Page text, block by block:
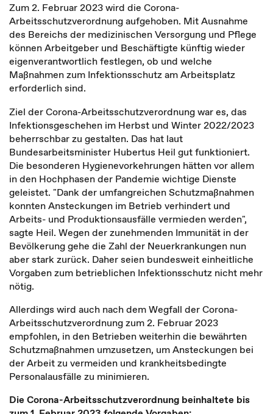
Zum 2. Februar 2023 wird die Corona-
Arbeitsschutzverordnung aufgehoben. Mit Ausnahme
des Bereichs der medizinischen Versorgung und Pflege
können Arbeitgeber und Beschäftigte künftig wieder
eigen­verantwortlich festlegen, ob und welche
Maßnahmen zum Infektions­schutz am Arbeitsplatz
erforderlich sind.
Ziel der Corona-Arbeitsschutzverordnung war es, das
Infektionsgeschehen im Herbst und Winter 2022/2023
beherrschbar zu gestalten. Das hat laut
Bundesarbeitsminister Hubertus Heil gut funktioniert.
Die besonderen Hygienevorkehrungen hätten vor allem
in den Hochphasen der Pandemie wichtige Dienste
geleistet. "Dank der umfangreichen Schutzmaßnahmen
konnten Ansteckungen im Betrieb verhindert und
Arbeits- und Produktionsausfälle vermieden werden",
sagte Heil. Wegen der zunehmenden Immunität in der
Bevölkerung gehe die Zahl der Neuerkrankungen nun
aber stark zurück. Daher seien bundesweit einheitliche
Vorgaben zum betrieblichen Infektionsschutz nicht mehr
nötig.
Allerdings wird auch nach dem Wegfall der Corona-
Arbeitsschutzverordnung zum 2. Februar 2023
empfohlen, in den Betrieben weiterhin die bewährten
Schutzmaßnahmen umzusetzen, um Ansteckungen bei
der Arbeit zu vermeiden und krankheitsbedingte
Personalausfälle zu minimieren.
Die Corona-Arbeitsschutzverordnung beinhaltete bis